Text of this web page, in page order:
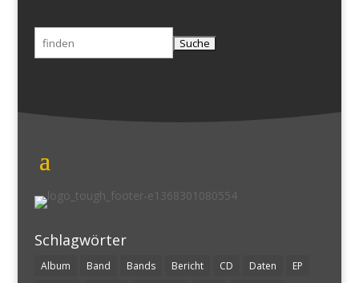
Suchen
nach:
Schlagwörter
Album Band Bands Bericht CD Daten
EP